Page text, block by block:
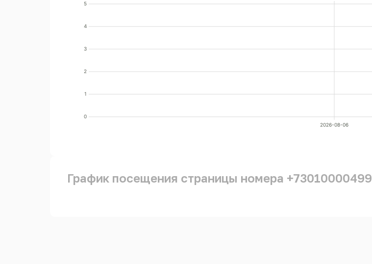
0
1
2
3
4
5
2026-08-06
График посещения страницы номера +73010000499